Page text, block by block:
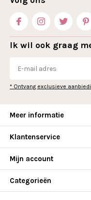
Ik wil ook graag
* Ontvang exclusieve
Meer informatie
Klantenservice
Mijn account
Categorieën